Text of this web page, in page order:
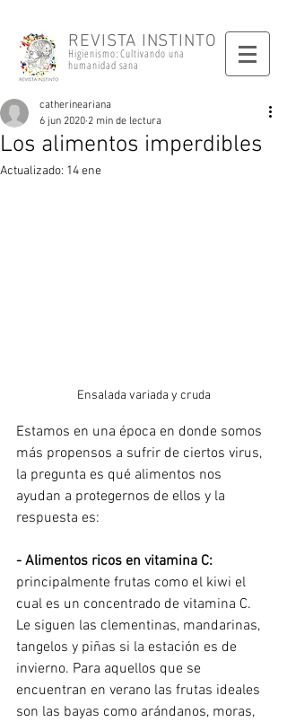
REVISTA INSTINTO
Higienismo: Cultivando una
humanidad sana
Los alimentos imperdibles
catherineariana
6 jun 2020 2 min de lectura
Actualizado: 14 ene
Ensalada variada y cruda
Estamos en una época en donde somos
más propensos a sufrir de ciertos virus,
la pregunta es qué alimentos nos
ayudan a protegernos de ellos y la
respuesta es:
- Alimentos ricos en vitamina C:
principalmente frutas como el kiwi el
cual es un concentrado de vitamina C.
Le siguen las clementinas, mandarinas,
tangelos y piñas si la estación es de
invierno. Para aquellos que se
encuentran en verano las frutas ideales
son las bayas como arándanos, moras,